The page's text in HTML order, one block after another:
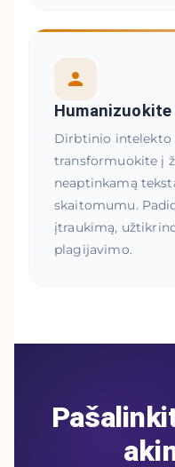
Dirbtinio intelekto
transformuokite į
neaptinkamą
skaitomumu.
įtraukimą,
plagijavimo.